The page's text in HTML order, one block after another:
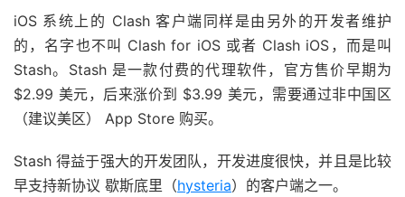
iOS 系统上的 Clash 客户端同样是由另外的开发者维护
的，名字也不叫 Clash for iOS 或者 Clash iOS，而是叫
Stash。Stash 是一款付费的代理软件，官方售价早期为
$2.99 美元，后来涨价到 $3.99 美元，需要通过非中国区
（建议美区） App Store 购买。
Stash 得益于强大的开发团队，开发进度很快，并且是比较
早支持新协议 歇斯底里（hysteria）的客户端之一。